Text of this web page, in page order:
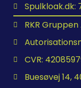
Spulkloak.dk:
RKR Gruppen
CVR:
Buesøvej 14,